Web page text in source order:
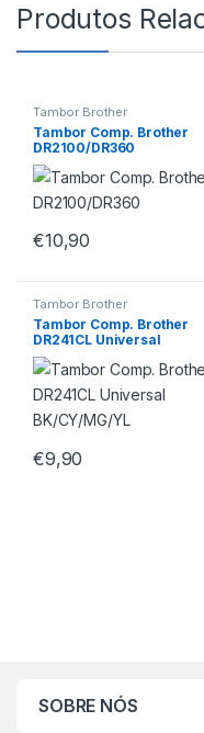
Produtos
Tambor Brother
Tambor Comp. Brother
DR2100/DR360
€10,90
Tambor Brother
Tambor Comp. Brother
DR241CL Universal
BK/CY/MG/YL
€9,90
SOBRE NÓS